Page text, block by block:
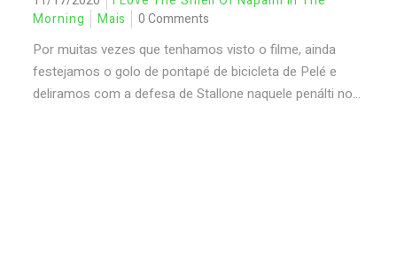
Morning
Mais 0 Comments
Por muitas vezes que tenhamos visto o filme, ainda
festejamos o golo de pontapé de bicicleta de Pelé e
deliramos com a defesa de Stallone naquele penálti no...